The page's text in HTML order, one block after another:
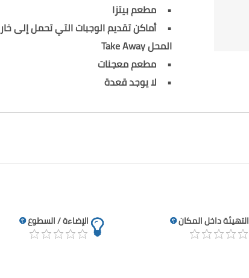
مطعم بيتزا
أماكن تقديم الوجبات التي تحمل إلى
المحل Take Away
مطعم معجنات
لا يوجد قعدة
التهيئة داخل المكان الإضاءة / السطوع